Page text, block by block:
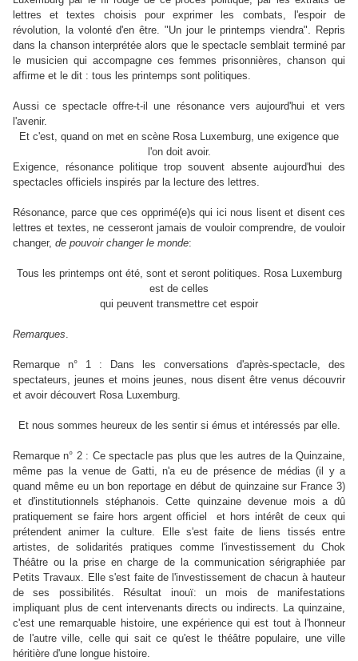
lettres et textes choisis pour exprimer les combats, l'espoir de
révolution, la volonté d'en être. "Un jour le printemps viendra"
Repris
dans la chanson interprétée alors que le spectacle semblait terminé par
le musicien qui accompagne ces femmes prisonnières, chanson qui
affirme et le dit : tous les printemps sont politiques.
Aussi ce spectacle offre-t-il une résonance vers aujourd'hui et vers
l'avenir.
Et c'est, quand on met en scène Rosa Luxemburg, une exigence que
l'on doit avoir.
Exigence, résonance politique trop souvent absente aujourd'hui des
spectacles officiels inspirés par la lecture des lettres.
Résonance, parce que ces opprimé(e)s qui ici nous lisent et disent ces
lettres et textes, ne cesseront jamais de vouloir comprendre, de vouloir
changer, de pouvoir changer le monde:
Tous les printemps ont été, sont et seront politiques. Rosa Luxemburg
est de celles
qui peuvent transmettre cet espoir
Remarques.
Remarque n° 1 : Dans les conversations d'après-spectacle, des
spectateurs, jeunes et moins jeunes, nous disent être venus découvrir
et avoir découvert Rosa Luxemburg.
Et nous sommes heureux de les sentir si émus et intéressés par elle.
Remarque n° 2 : Ce spectacle pas plus que les autres de la Quinzaine,
même pas la venue de Gatti, n'a eu de présence de médias (il y a
quand même eu un bon reportage en début de quinzaine sur France 3)
et d'institutionnels stéphanois. Cette quinzaine devenue mois a dû
pratiquement se faire hors argent officiel et hors intérêt de ceux qui
prétendent animer la culture. Elle s'est faite de liens tissés entre
artistes, de solidarités pratiques comme l'investissement du Chok
Théâtre ou la prise en charge de la communication sérigraphiée par
Petits Travaux. Elle s'est faite de l'investissement de chacun à hauteur
de ses possibilités. Résultat inouï: un mois de manifestations
impliquant plus de cent intervenants directs ou indirects. La quinzaine,
c'est une remarquable histoire, une expérience qui est tout à l'honneur
de l'autre ville, celle qui sait ce qu'est le théâtre populaire, une ville
héritière d'une longue histoire.